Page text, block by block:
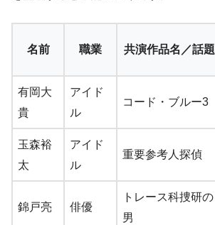
名前 職業 共演作品名／話題
有岡大
貴
アイド
ル
コード・ブルー3
玉森裕
太
アイド
ル
重要参考人探偵
錦戸亮 俳優
トレース科捜研の
男